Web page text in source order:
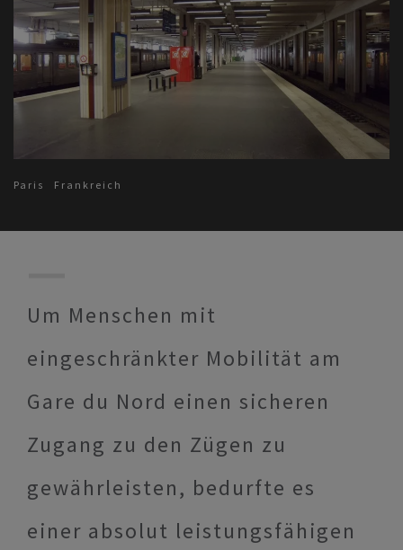
Paris Frankreich
Um Menschen mit
eingeschränkter Mobilität am
Gare du Nord einen sicheren
Zugang zu den Zügen zu
gewährleisten, bedurfte es
einer absolut leistungsfähigen